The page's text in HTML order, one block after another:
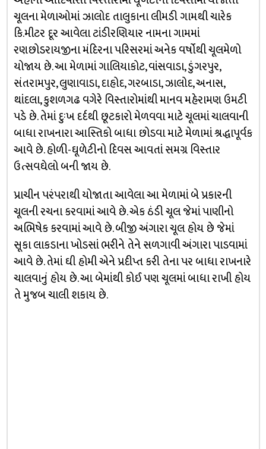
ચૂલના મેળાઓમાં ઝાલોદ તાલુકાના લીમડી ગામથી ચારેક
કિ.મીટર દૂર આવેલા ટાંડીરણિયાર નામના ગામમાં
રણછોડરાયજીના મંદિરના પરિસરમાં અનેક વર્ષોથી ચૂલમેળો
યોજાય છે. આ મેળામાં ગાલિયાકોટ, વાંસવાડા, ડુંગરપુર,
સંતરામપુર, લુણાવાડા, દાહોદ, ગરબાડા, ઝાલોદ, અનાસ,
થાંદલા, કુશળગઢ વગેરે વિસ્તારોમાંથી માનવ મહેરામણ ઉમટી
પડે છે. તેમાં દુઃખ દર્દથી છૂટકારો મેળવવા માટે ચૂલમાં ચાલવાની
બાધા રાખનારા આસ્તિકો બાધા છોડવા માટે મેળામાં શ્રદ્ધાપૂર્વક
આવે છે. હોળી-ઘૂળેટીનો દિવસ આવતાં સમગ્ર વિસ્તાર
ઉત્સવઘેલો બની જાય છે.
પ્રાચીન પરંપરાથી યોજાતા આવેલા આ મેળામાં બે પ્રકારની
ચૂલની રચના કરવામાં આવે છે. એક ઠંડી ચૂલ જેમાં પાણીનો
અભિષેક કરવામાં આવે છે. બીજી અંગારા ચૂલ હોય છે જેમાં
સૂકા લાકડાના ખોડસાં ભરીને તેને સળગાવી અંગારા પાડવામાં
આવે છે. તેમાં ઘી હોમી એને પ્રદીપ્ત કરી તેના પર બાધા રાખનારે
ચાલવાનું હોય છે. આ બેમાંથી કોઈ પણ ચૂલમાં બાધા રાખી હોય
તે મુજબ ચાલી શકાય છે.